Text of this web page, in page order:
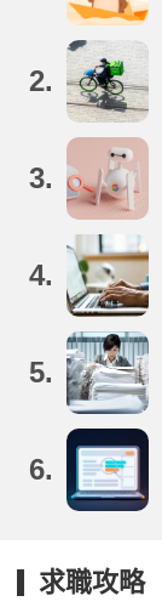
2.
3.
4.
5.
6.
求職攻略